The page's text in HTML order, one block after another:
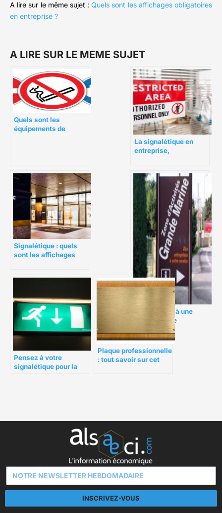
A lire sur le même sujet :Quels sont les affichages obligatoires
en entreprise ?
A LIRE SUR LE MEME SUJET
Quels sont les
équipements de
La signalétique en
entreprise,
personnes
Signalétique : quels
sont les affichages
Faites appel à une
entreprise de
signalétique pour votre
mobilier d’entreprise
Pensez à votre
signalétique pour la
Plaque professionnelle
: tout savoir sur cet
INSCRIVEZ-VOUS